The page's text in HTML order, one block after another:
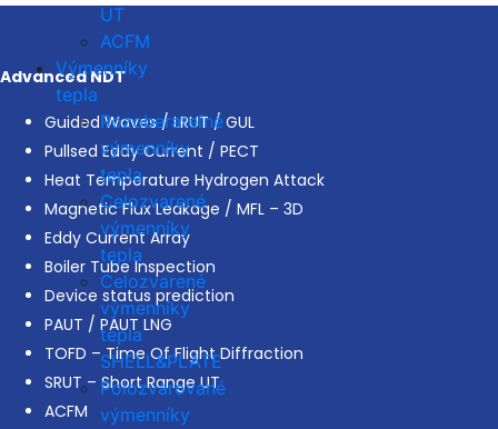
UT
ACFM
Výmenníky
tepla
Rozoberateľné
výmenníky
tepla
Celozvarené
výmenníky
tepla
Celozvarené
výmenníky
tepla
SHELL&PLATE
Polozvarované
výmenníky
Advanced NDT
Guided Waves / LRUT / GUL
Pullsed Eddy Current / PECT
Heat Temperature Hydrogen Attack
Magnetic Flux Leakage / MFL – 3D
Eddy Current Array
Boiler Tube Inspection
Device status prediction
PAUT / PAUT LNG
TOFD – Time Of Flight Diffraction
SRUT – Short Range UT
ACFM